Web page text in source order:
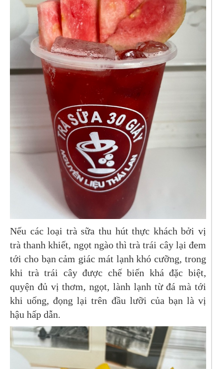
Nếu các loại trà sữa thu hút thực khách bởi vị
trà thanh khiết, ngọt ngào thì trà trái cây lại đem
tới cho bạn cảm giác mát lạnh khó cưỡng, trong
khi trà trái cây được chế biến khá đặc biệt,
quyện đủ vị thơm, ngọt, lành lạnh từ đá mà tới
khi uống, đọng lại trên đầu lưỡi của bạn là vị
hậu hấp dẫn.